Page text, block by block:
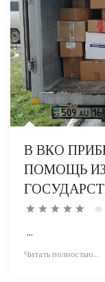
В ВКО
ПОМОЩЬ
...
Читать полностью...